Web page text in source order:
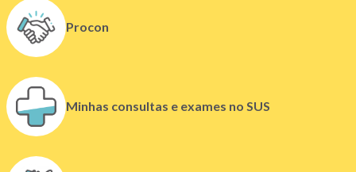
a
n
a
)
Procon
Minhas consultas e exames no SUS